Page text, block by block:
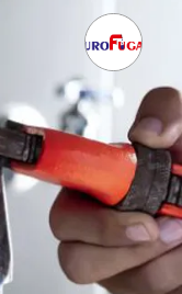
ESCRÍBENOS